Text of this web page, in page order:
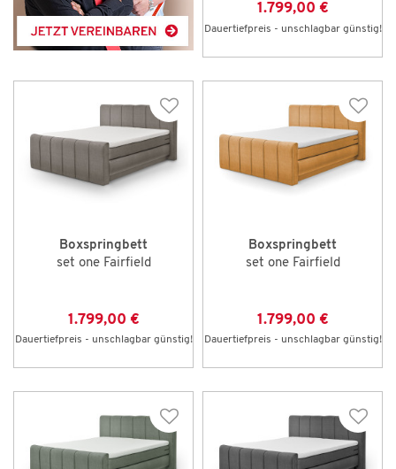
1.799,00 €
Dauertiefpreis - unschlagbar günstig!
Boxspringbett
set one Fairfield
1.799,00 €
Dauertiefpreis - unschlagbar günstig!
Boxspringbett
set one Fairfield
1.799,00 €
Dauertiefpreis - unschlagbar günstig!